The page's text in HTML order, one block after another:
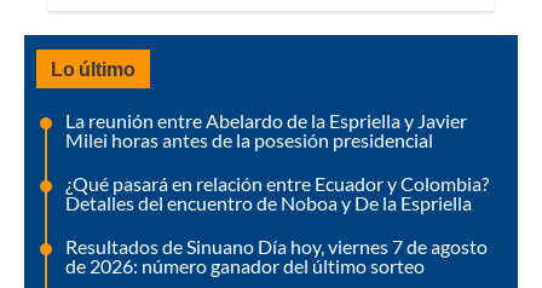
Lo último
La reunión entre Abelardo de la Espriella y Javier
Milei horas antes de la posesión presidencial
¿Qué pasará en relación entre Ecuador y Colombia?
Detalles del encuentro de Noboa y De la Espriella
Resultados de Sinuano Día hoy, viernes 7 de agosto
de 2026: número ganador del último sorteo